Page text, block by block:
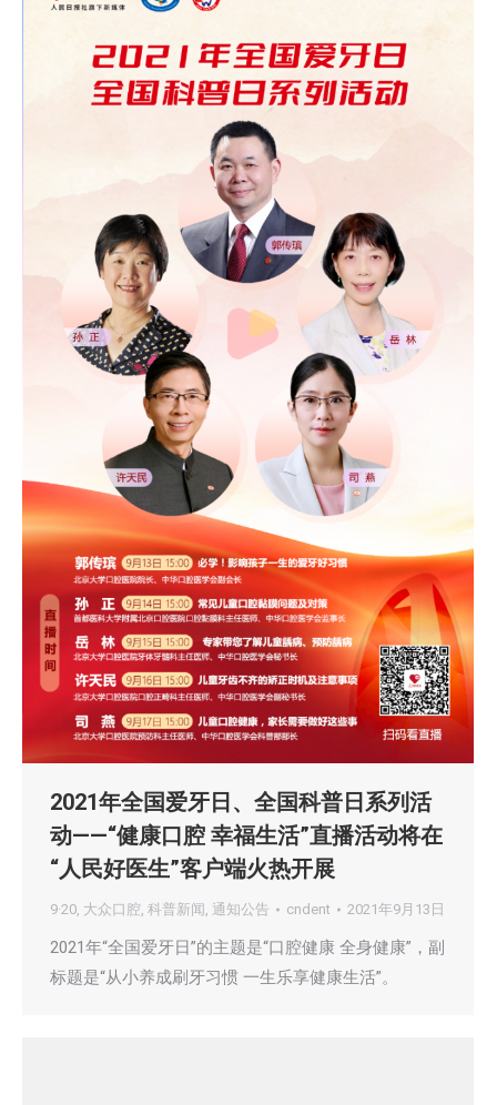
2021年全国爱牙日、全国科普日系列活
动——“健康口腔 幸福生活”直播活动将在
“人民好医生”客户端火热开展
9·20, 大众口腔, 科普新闻 , 通知公告 cndent 2021年9月13日
2021年“全国爱牙日”的主题是“口腔健康 全身健康”，副
标题是“从小养成刷牙习惯 一生乐享健康生活”。